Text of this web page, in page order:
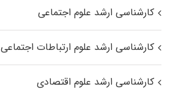
کارشناسی ارشد علوم اجتماعی
کارشناسی ارشد علوم ارتباطات اجتماعی
کارشناسی ارشد علوم اقتصادی